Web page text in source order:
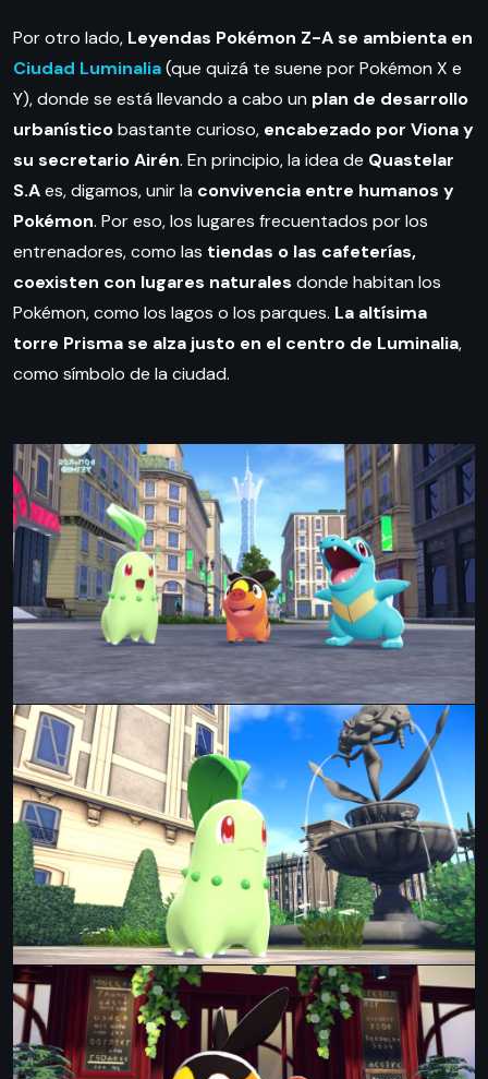
Por otro lado, Leyendas Pokémon Z-A se ambienta en
Ciudad Luminalia(que quizá te suene por Pokémon X e
Y), donde se está llevando a cabo un plan de desarrollo
urbanísticobastante curioso, encabezado por Viona y
su secretario Airén. En principio, la idea de Quastelar
S.Aes, digamos, unir la convivencia entre humanos y
Pokémon. Por eso, los lugares frecuentados por los
entrenadores, como las tiendas o las cafeterías,
coexisten con lugares naturales donde habitan los
Pokémon, como los lagos o los parques. La altísima
torre Prisma se alza justo en el centro de Luminalia,
como símbolo de la ciudad.